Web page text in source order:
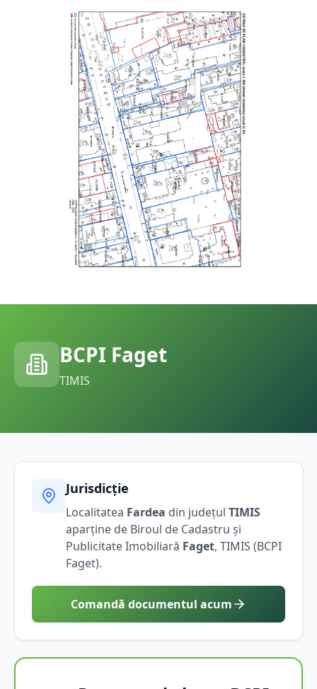
BCPI Faget
TIMIS
Jurisdicție
Localitatea Fardea din județul TIMIS
aparține de Biroul de Cadastru și
Publicitate Imobiliară Faget, TIMIS (BCPI
Faget).
Comandă documentul acum